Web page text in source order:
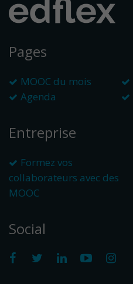
Pages
MOOC du mois
Agenda
Entreprise
Formez vos
collaborateurs avec des
MOOC
Social